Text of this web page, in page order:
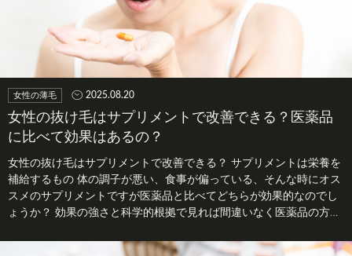
女性の薄毛 2025.08.20
女性の抜け毛はサプリメントで改善できる？医薬品
に比べて効果はあるの？
女性の抜け毛はサプリメントで改善できる？ サプリメントは栄養を
補給するもの 体の調子が悪い、食事が偏っている、そんな時にオス
スメのサプリメントですが医薬品と比べてどちらが効果的なのでし
ょうか？ 効果の強さと科学的根拠で見れば間違いなく医薬品の方が